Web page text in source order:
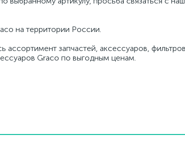
на территории России.
запчастей, аксессуаров,
Graco по выгодным ценам.